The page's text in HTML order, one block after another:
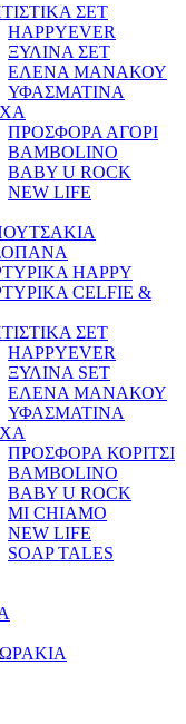
ΣΕΤ
HAPPYEVER
ΞΥΛΙΝΑ ΣΕΤ
ΕΛΕΝΑ ΜΑΝΑΚΟΥ
ΥΦΑΣΜΑΤΙΝΑ
ΠΡΟΣΦΟΡΑ ΑΓΟΡΙ
BAMBOLINO
BABY U ROCK
NEW LIFE
HAPPY
CELFIE &
ΣΕΤ
HAPPYEVER
ΞΥΛΙΝΑ SET
ΕΛΕΝΑ ΜΑΝΑΚΟΥ
ΥΦΑΣΜΑΤΙΝΑ
ΠΡΟΣΦΟΡΑ ΚΟΡΙΤΣΙ
BAMBOLINO
BABY U ROCK
MI CHIAMO
NEW LIFE
SOAP TALES